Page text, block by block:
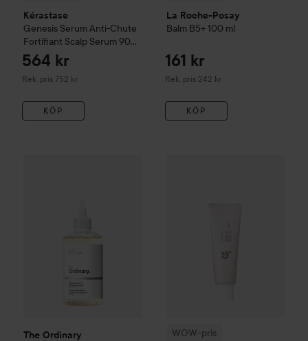
Kérastase
Genesis Serum Anti-Chute
Fortifiant Scalp Serum90
ml
564 kr
Rek. pris 752 kr
Rekommenderat pris 752 kr
KÖP
La Roche-Posay
Balm B5+ 100 ml
161 kr
Rek. pris 242 kr
Rekommenderat pris 242 kr
KÖP
The Ordinary WOW-pris